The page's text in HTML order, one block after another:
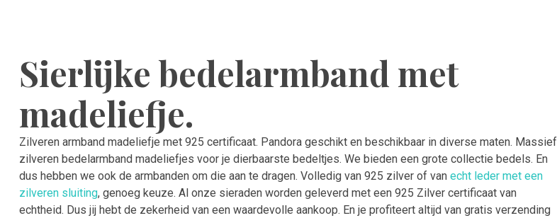
Sierlijke bedelarmband met
madeliefje.
Zilveren armband madeliefje met 925 certificaat. Pandora geschikt en beschikbaar in diverse maten. Massief
zilveren bedelarmband madeliefjes voor je dierbaarste bedeltjes. We bieden een grote collectie bedels. En
dus hebben we ook de armbanden om die aan te dragen. Volledig van 925 zilver of van echt leder met een
zilveren sluiting, genoeg keuze. Al onze sieraden worden geleverd met een 925 Zilver certificaat van
echtheid. Dus jij hebt de zekerheid van een waardevolle aankoop. En je profiteert altijd van gratis verzending